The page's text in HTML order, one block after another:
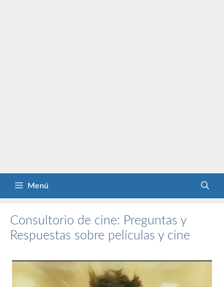
Menú
Consultorio de cine: Preguntas y
Respuestas sobre películas y cine